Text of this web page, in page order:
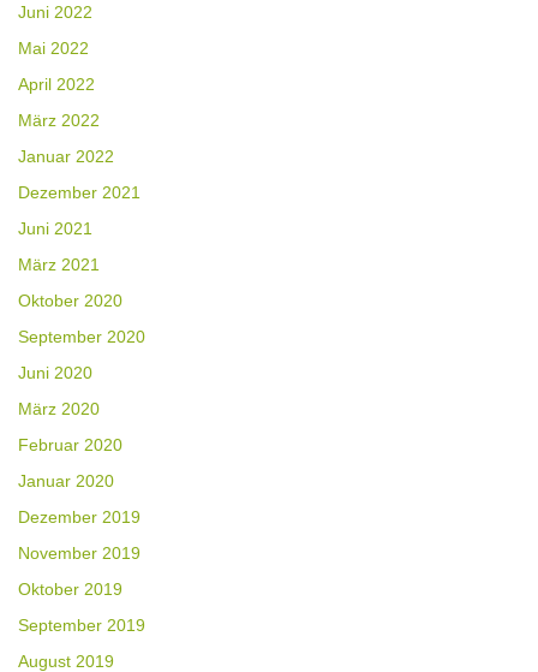
Juni 2022
Mai 2022
April 2022
März 2022
Januar 2022
Dezember 2021
Juni 2021
März 2021
Oktober 2020
September 2020
Juni 2020
März 2020
Februar 2020
Januar 2020
Dezember 2019
November 2019
Oktober 2019
September 2019
August 2019